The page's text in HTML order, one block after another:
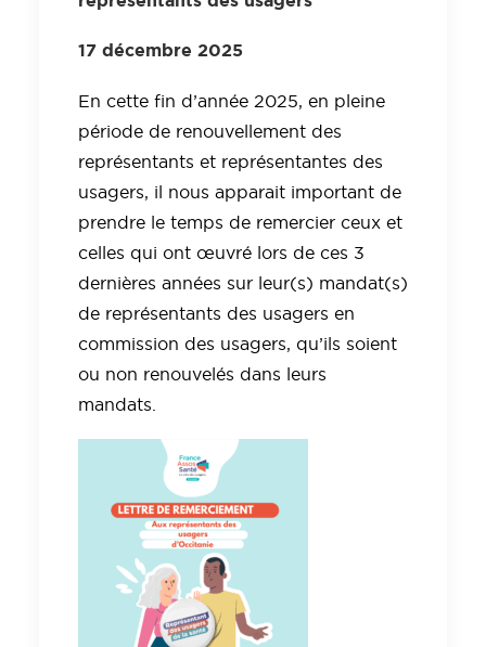
17 décembre 2025
En cette fin d’année 2025, en pleine
période de renouvellement des
représentants et représentantes des
usagers, il nous apparait important de
prendre le temps de remercier ceux et
celles qui ont œuvré lors de ces 3
dernières années sur leur(s) mandat(s)
de représentants des usagers en
commission des usagers, qu’ils soient
ou non renouvelés dans leurs
mandats.